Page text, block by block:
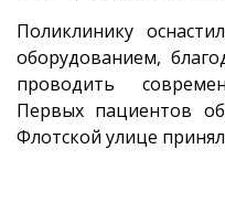
Поликлинику
оборудованием,
проводить
Первых пациентов
Флотской улице